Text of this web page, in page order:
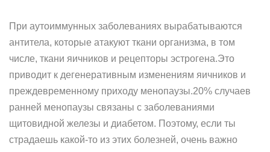
При аутоиммунных заболеваниях вырабатываются
антитела, которые атакуют ткани организма, в том
числе, ткани яичников и рецепторы эстрогена.Это
приводит к дегенеративным изменениям яичников и
преждевременному приходу менопаузы.20% случаев
ранней менопаузы связаны с заболеваниями
щитовидной железы и диабетом. Поэтому, если ты
страдаешь какой-то из этих болезней, очень важно